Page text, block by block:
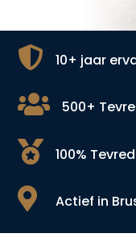
 10+ jaar
 500+
 100%
 Actief in